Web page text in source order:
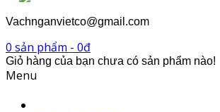
Vachnganvietco@gmail.com
0 sản phẩm - 0đ
Giỏ hàng của bạn chưa có sản phẩm nào!
Menu